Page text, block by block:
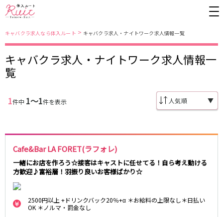
キャバクラ求人なら体入ルート > キャバクラ求人・ナイトワーク求人情報一覧
キャバクラ求人・ナイトワーク求人情報一
覧
1件中 1〜1件を表示 ▼
Cafe&Bar LA FORET(ラフォレ)
一緒にお店を作ろう☆接客はキャストに任せてる！自ら考え動ける
方歓迎♪富裕層！羽振り良いお客様ばかり☆
2500円以上 +ドリンクバック20％+α ＊お給料の上限なし＊日払い
OK ＊ノルマ・罰金なし
東京都
錦糸町・亀戸
立川
歌舞伎町
五反田
蒲田
ひばりヶ丘・久米川
神田
渋谷
北千住
六本木
品川・大井町・大森
秋葉原
東京メトロ日比谷線
秋葉原駅
広尾駅
三ノ輪駅
都営大江戸線
上野御徒町駅
六本木駅
東新宿駅
両国駅